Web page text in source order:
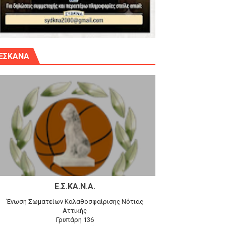
Δημητρίου την Κυριακή 14.6.26
Προφήτη Ηλία 78-74 στα Καμίνια
Ε.Σ.ΚΑ.Ν.Α.
Ένωση Σωματείων Καλαθοσφαίρισης Νότιας
Αττικής
Γρυπάρη 136